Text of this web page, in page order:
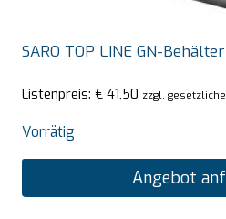
SARO TOP LINE GN-
Listenpreis: € 41,50 zzgl.
Vorrätig
Angebot